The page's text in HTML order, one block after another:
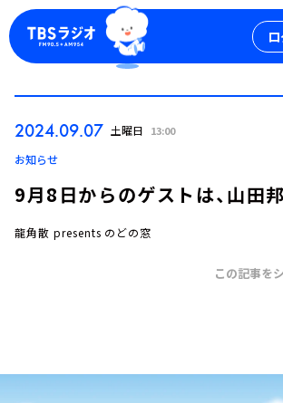
トピックス
2024.09.07 土曜日 13:00
お知らせ
9月8日からのゲストは、山田
龍角散 presents のどの窓
この記事を